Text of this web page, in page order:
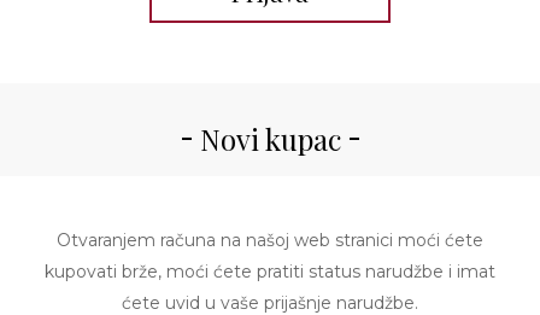
Novi kupac
Otvaranjem računa na našoj web stranici moći ćete
kupovati brže, moći ćete pratiti status narudžbe i imat
ćete uvid u vaše prijašnje narudžbe.